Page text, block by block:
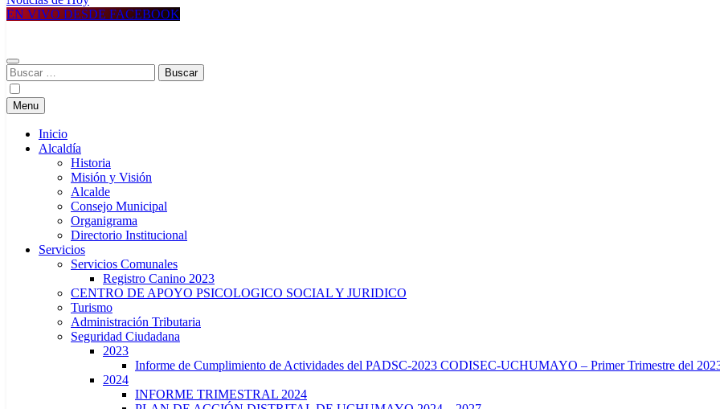
EN VIVO DESDE FACEBOOK
Buscar:
Menu
Inicio
Alcaldía
Historia
Misión y Visión
Alcalde
Consejo Municipal
Organigrama
Directorio Institucional
Servicios
Servicios Comunales
Registro Canino 2023
CENTRO DE APOYO PSICOLOGICO SOCIAL Y JURIDICO
Turismo
Administración Tributaria
Seguridad Ciudadana
2023
Informe de Cumplimiento de Actividades del PADSC-2023 CODISEC-UCHUMAYO – Primer Trimestre del
2024
INFORME TRIMESTRAL 2024